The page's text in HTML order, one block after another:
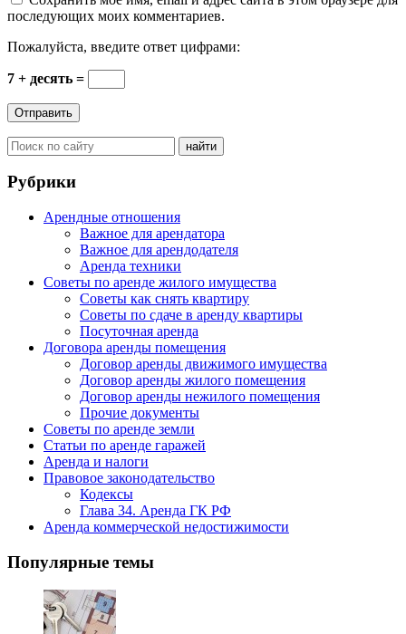
последующих моих комментариев.
Пожалуйста, введите ответ цифрами:
7 + десять =
Рубрики
Арендные отношения
Важное для арендатора
Важное для арендодателя
Аренда техники
Советы по аренде жилого имущества
Советы как снять квартиру
Советы по сдаче в аренду квартиры
Посуточная аренда
Договора аренды помещения
Договор аренды движимого имущества
Договор аренды жилого помещения
Договор аренды нежилого помещения
Прочие документы
Советы по аренде земли
Статьи по аренде гаражей
Аренда и налоги
Правовое законодательство
Кодексы
Глава 34. Аренда ГК РФ
Аренда коммерческой недостижимости
Популярные темы